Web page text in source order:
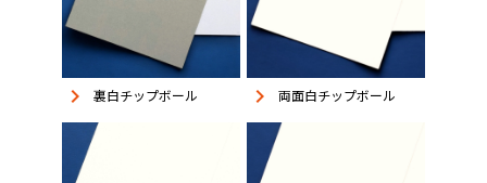
keyboard_arrow_right 裏白チップボール keyboard_arrow_right 両面白チップボール